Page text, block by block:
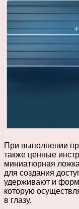
При выполнении
также ценные
миниатюрная
для создания
удерживают и
которую
в глазу.